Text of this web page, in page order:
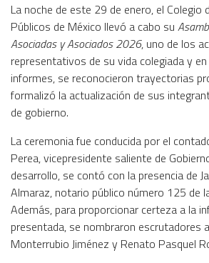
La noche de este 29 de enero, el Colegio
Públicos de México llevó a cabo su
Asociadas y Asociados 2026, uno de los
representativos de su vida colegiada y
informes, se reconocieron trayectorias
formalizó la actualización de sus
de gobierno.
La ceremonia fue conducida por el
Perea, vicepresidente saliente de
desarrollo, se contó con la presencia de
Almaraz, notario público número 125 de
Además, para proporcionar certeza a la
presentada, se nombraron escrutadores
Monterrubio Jiménez y Renato Pasquel